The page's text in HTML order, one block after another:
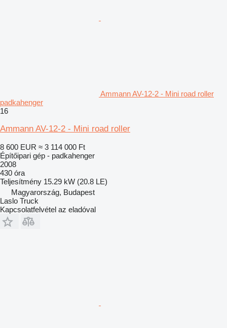
Ammann AV-12-2 - Mini road roller
padkahenger
16
Ammann AV-12-2 - Mini road roller
8 600 EUR ≈ 3 114 000 Ft
Építőipari gép - padkahenger
2008
430 óra
Teljesítmény 15.29 kW (20.8 LE)
Magyarország, Budapest
Laslo Truck
Kapcsolatfelvétel az eladóval